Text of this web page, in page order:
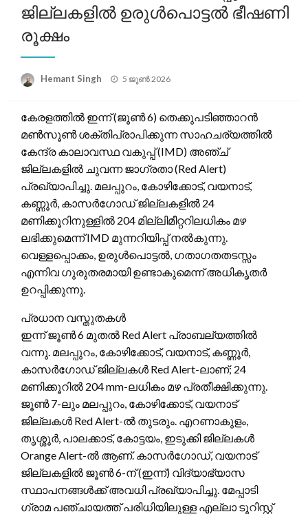
ജില്ലകളിൽ ഉരുൾപൊട്ടൽ ഭീഷണി
രൂക്ഷം
Hemant Singh
Posted
5 ജൂൺ 2026
കേരളത്തിൽ ഇന്ന് (ജൂൺ 6) തെക്കുപടിഞ്ഞാറൻ
മൺസൂൺ ശക്തിപ്രാപിക്കുന്ന സാഹചര്യത്തിൽ
കേന്ദ്ര കാലാവസ്ഥ വകുപ്പ് (IMD) അഞ്ച്
ജില്ലകളിൽ ചുവന്ന ജാഗ്രതാ (Red Alert)
പ്രഖ്യാപിച്ചു. മലപ്പുറം, കോഴിക്കോട്, വയനാട്,
കണ്ണൂർ, കാസർഗോഡ് ജില്ലകളിൽ 24
മണിക്കൂറിനുള്ളിൽ 204 മില്ലിമീറ്ററിലധികം മഴ
ലഭിക്കുമെന്ന് IMD മുന്നറിയിപ്പ് നൽകുന്നു.
വെള്ളപ്പൊക്കം, ഉരുൾപൊട്ടൽ, ഗതാഗതതടസ്സം
എന്നിവ ഗുരുതരമായി ഉണ്ടാകുമെന്ന് അധികൃതർ
ഉറപ്പിക്കുന്നു.
പ്രധാന വസ്തുതകൾ
ഇന്ന് ജൂൺ 6 മുതൽ Red Alert പ്രാബല്യത്തിൽ
വന്നു. മലപ്പുറം, കോഴിക്കോട്, വയനാട്, കണ്ണൂർ,
കാസർഗോഡ് ജില്ലകൾ Red Alert-ലാണ്; 24
മണിക്കൂറിൽ 204 mm-ലധികം മഴ പ്രതീക്ഷിക്കുന്നു.
ജൂൺ 7-ലും മലപ്പുറം, കോഴിക്കോട്, വയനാട്
ജില്ലകൾ Red Alert-ൽ തുടരും. എറണാകുളം,
തൃശ്ശൂർ, പാലക്കാട്, കോട്ടയം, ഇടുക്കി ജില്ലകൾ
Orange Alert-ൽ ആണ്. കാസർഗോഡ്, വയനാട്
ജില്ലകളിൽ ജൂൺ 6-ന് (ഇന്ന്) വിദ്യാഭ്യാസ
സ്ഥാപനങ്ങൾക്ക് അവധി പ്രഖ്യാപിച്ചു. മേപ്പാടി
ഗ്രാമ പഞ്ചായത്ത് പരിധിയിലുള്ള എല്ലാ ടൂറിസ്റ്റ്